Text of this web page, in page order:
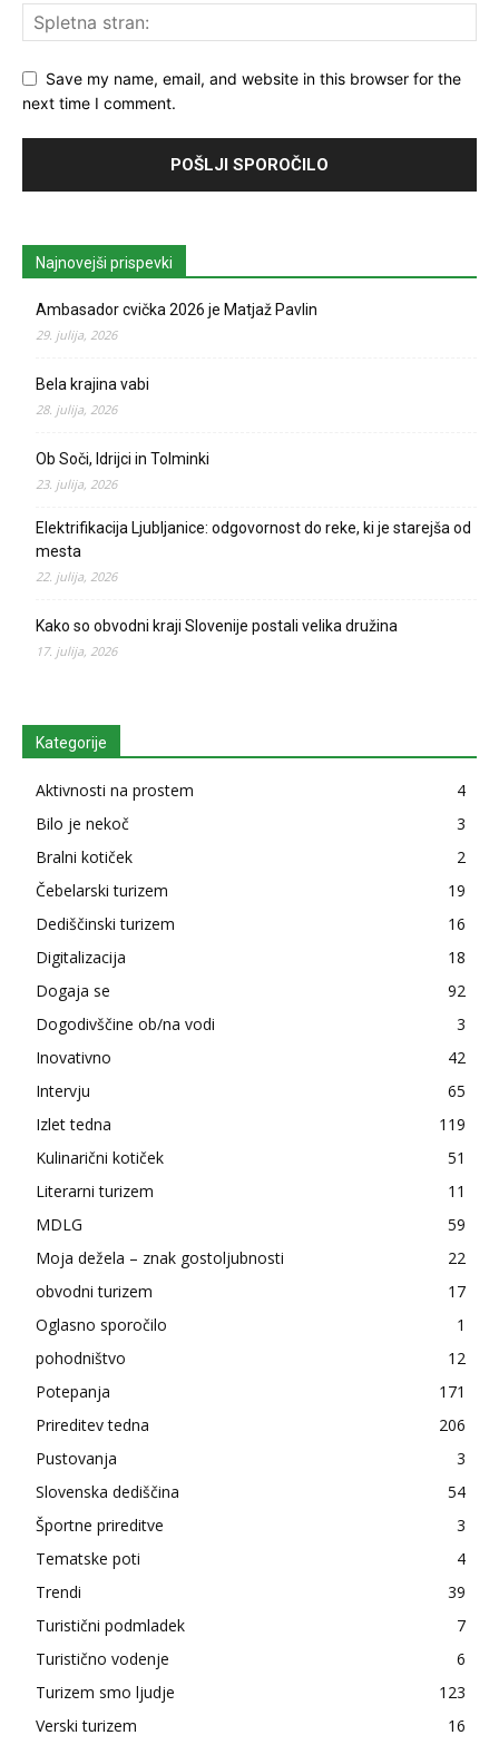
Save my name, email, and website in this browser for the
next time I comment.
Najnovejši prispevki
Ambasador cvička 2026 je Matjaž Pavlin
29. julija, 2026
Bela krajina vabi
28. julija, 2026
Ob Soči, Idrijci in Tolminki
23. julija, 2026
Elektrifikacija Ljubljanice: odgovornost do reke, ki je starejša od
mesta
22. julija, 2026
Kako so obvodni kraji Slovenije postali velika družina
17. julija, 2026
Kategorije
Aktivnosti na prostem
4
Bilo je nekoč
3
Bralni kotiček
2
Čebelarski turizem
19
Dediščinski turizem
16
Digitalizacija
18
Dogaja se
92
Dogodivščine ob/na vodi
3
Inovativno
42
Intervju
65
Izlet tedna
119
Kulinarični kotiček
51
Literarni turizem
11
MDLG
59
Moja dežela – znak gostoljubnosti
22
obvodni turizem
17
Oglasno sporočilo
1
pohodništvo
12
Potepanja
171
Prireditev tedna
206
Pustovanja
3
Slovenska dediščina
54
Športne prireditve
3
Tematske poti
4
Trendi
39
Turistični podmladek
7
Turistično vodenje
6
Turizem smo ljudje
123
Verski turizem
16